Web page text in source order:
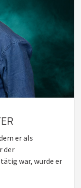
er als
der
war, wurde er